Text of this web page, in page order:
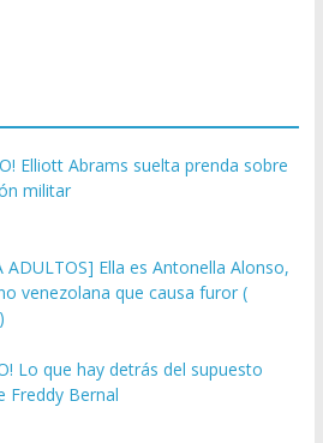
Elliott Abrams suelta prenda sobre
militar
ADULTOS] Ella es Antonella Alonso,
venezolana que causa furor (
Lo que hay detrás del supuesto
Freddy Bernal